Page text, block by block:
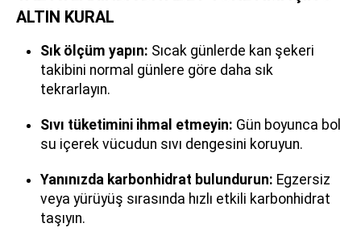
ALTIN KURAL
Sık ölçüm yapın: Sıcak günlerde kan şekeri
takibini normal günlere göre daha sık
tekrarlayın.
Sıvı tüketimini ihmal etmeyin: Gün boyunca bol
su içerek vücudun sıvı dengesini koruyun.
Yanınızda karbonhidrat bulundurun: Egzersiz
veya yürüyüş sırasında hızlı etkili karbonhidrat
taşıyın.